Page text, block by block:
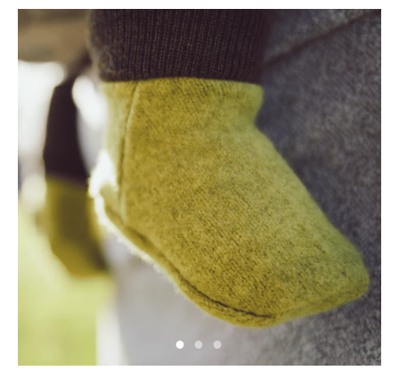
Neu hier?
Melde dich jetzt für unseren Newsletter an und erhalte einen 10%
Willkommensrabatt auf deine erste Bestellung
ABSCHICKEN